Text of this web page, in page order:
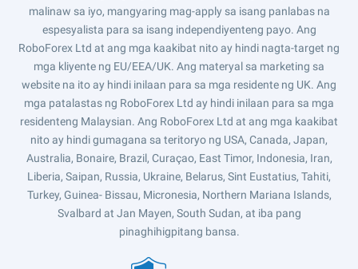
malinaw sa iyo, mangyaring mag-apply sa isang panlabas na
espesyalista para sa isang independiyenteng payo. Ang
RoboForex Ltd at ang mga kaakibat nito ay hindi nagta-target ng
mga kliyente ng EU/EEA/UK. Ang materyal sa marketing sa
website na ito ay hindi inilaan para sa mga residente ng UK. Ang
mga patalastas ng RoboForex Ltd ay hindi inilaan para sa mga
residenteng Malaysian. Ang RoboForex Ltd at ang mga kaakibat
nito ay hindi gumagana sa teritoryo ng USA, Canada, Japan,
Australia, Bonaire, Brazil, Curaçao, East Timor, Indonesia, Iran,
Liberia, Saipan, Russia, Ukraine, Belarus, Sint Eustatius, Tahiti,
Turkey, Guinea- Bissau, Micronesia, Northern Mariana Islands,
Svalbard at Jan Mayen, South Sudan, at iba pang
pinaghihigpitang bansa.